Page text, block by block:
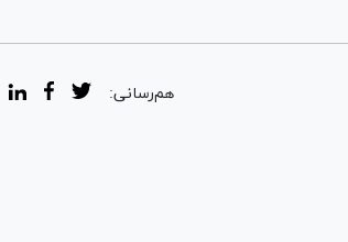
هم‌رسانی: